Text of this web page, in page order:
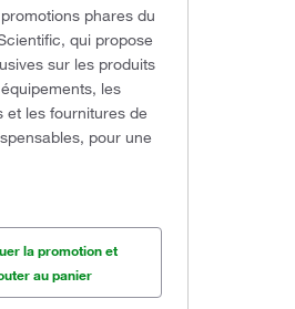
phares du
qui propose
sur les produits
les
et les fournitures de
pour une
la promotion et
au panier